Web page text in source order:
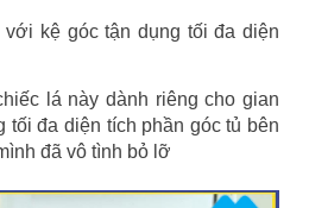
kệ góc tận dụng tối đa diện
lá này dành riêng cho gian
tối đa diện tích phần góc tủ bên
đã vô tình bỏ lỡ